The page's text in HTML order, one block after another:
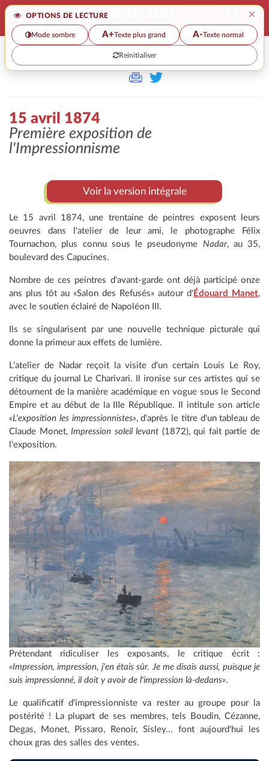
OPTIONS DE LECTURE ×
Mode sombre A+Texte plus grand A-Texte normal
Reinitialiser
>
15 avril 1874
Première exposition de
l'Impressionnisme
Voir la version intégrale
Le 15 avril 1874, une trentaine de peintres exposent leurs
oeuvres dans l'atelier de leur ami, le photographe Félix
Tournachon, plus connu sous le pseudonyme Nadar, au 35,
boulevard des Capucines.
Nombre de ces peintres d'avant-garde ont déjà participé onze
ans plus tôt au «Salon des Refusés» autour d' Édouard Manet,
avec le soutien éclairé de Napoléon III.
Ils se singularisent par une nouvelle technique picturale qui
donne la primeur aux effets de lumière.
L'atelier de Nadar reçoit la visite d'un certain Louis Le Roy,
critique du journal Le Charivari. Il ironise sur ces artistes qui se
détournent de la manière académique en vogue sous le Second
Empire et au début de la IIIe République. Il intitule son article
«L'exposition les impressionnistes», d'après le titre d'un tableau de
Claude Monet,Impression soleil levant (1872), qui fait partie de
l'exposition.
Prétendant ridiculiser les exposants, le critique écrit :
«Impression, impression, j'en étais sûr. Je me disais aussi, puisque je
suis impressionné, il doit y avoir de l'impression là-dedans».
Le qualificatif d'impressionniste va rester au groupe pour la
postérité ! La plupart de ses membres, tels Boudin, Cézanne,
Degas, Monet, Pissaro, Renoir, Sisley... font aujourd'hui les
choux gras des salles des ventes.